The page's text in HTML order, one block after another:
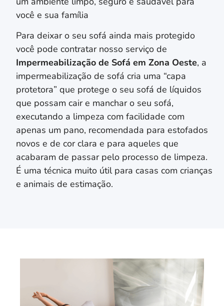
você e sua família
Para deixar o seu sofá ainda mais protegido
você pode contratar nosso serviço de
Impermeabilização de Sofá em Zona Oeste, a
impermeabilização de sofá cria uma “capa
protetora” que protege o seu sofá de líquidos
que possam cair e manchar o seu sofá,
executando a limpeza com facilidade com
apenas um pano, recomendada para estofados
novos e de cor clara e para aqueles que
acabaram de passar pelo processo de limpeza.
É uma técnica muito útil para casas com crianças
e animais de estimação.